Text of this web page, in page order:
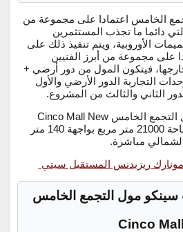
الخامس اعتمادا على مجموعة من
دائما ما تجذب المستثمرين
الأوروبية، ويتم تنفيذ ذلك على
على مجموعة من أبرز الفنيين
فيتكون المول من دور أرضي +
التجارية الدور الأرضي والأول
الثاني والثالث من المشروع.
أما عن مساحة سينكو مول التجمع الخامس Cinco Mall New
Cairo فتم تنفيذه على مساحة 21000 متر مربع بواجهة 140 متر
مباشرة.
مونارك ريزيدنس المستقبل سيتي
مول التجمع الخامس
Cinco Mall